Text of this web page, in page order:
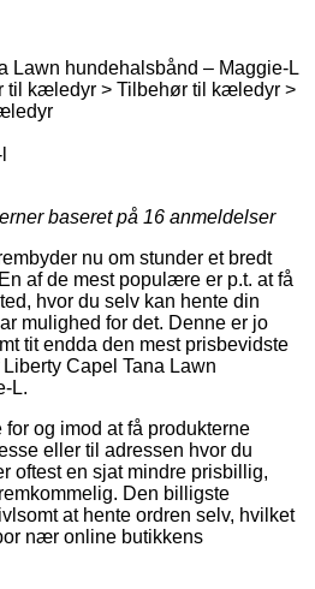
Lawn hundehalsbånd – Maggie-L
til kæledyr > Tilbehør til kæledyr >
baseret på 16 anmeldelser
nu om stunder et bredt
af de mest populære er p.t. at få
hvor du selv kan hente din
mulighed for det. Denne er jo
tit endda den mest prisbevidste
Capel Tana Lawn
L.
og imod at få produkterne
eller til adressen hvor du
oftest en sjat mindre prisbillig,
Den billigste
at hente ordren selv, hvilket
nær online butikkens